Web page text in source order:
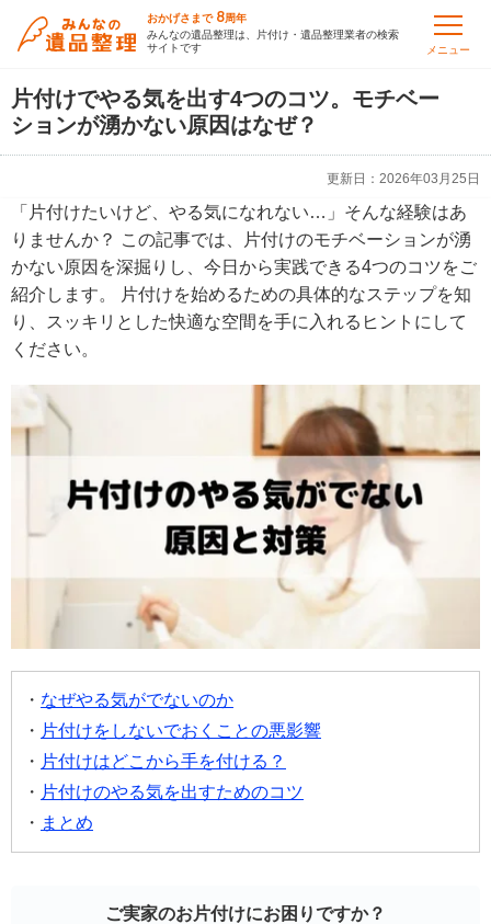
おかげさまで 8周年
みんなの遺品整理は、片付け・遺品整理業者の検索
サイトです
メニュー
片付けでやる気を出す4つのコツ。モチベー
ションが湧かない原因はなぜ？
更新日： 2026年03月25日
「片付けたいけど、やる気になれない…」そんな経験はあ
りませんか？ この記事では、片付けのモチベーションが湧
かない原因を深掘りし、今日から実践できる4つのコツをご
紹介します。 片付けを始めるための具体的なステップを知
り、スッキリとした快適な空間を手に入れるヒントにして
ください。
なぜやる気がでないのか
片付けをしないでおくことの悪影響
片付けはどこから手を付ける？
片付けのやる気を出すためのコツ
まとめ
ご実家のお片付けにお困りですか？